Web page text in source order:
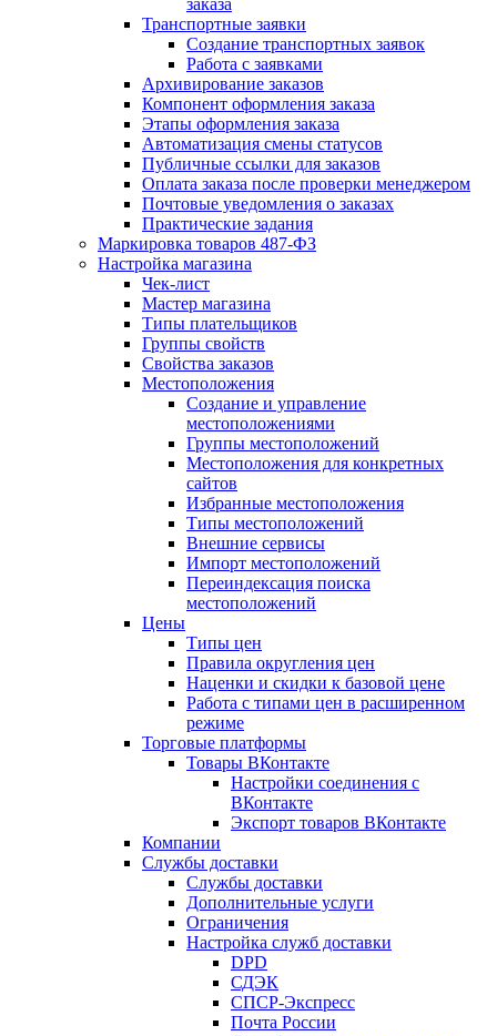
заказа
Транспортные заявки
Создание транспортных заявок
Работа с заявками
Архивирование заказов
Компонент оформления заказа
Этапы оформления заказа
Автоматизация смены статусов
Публичные ссылки для заказов
Оплата заказа после проверки менеджером
Почтовые уведомления о заказах
Практические задания
Маркировка товаров 487-ФЗ
Настройка магазина
Чек-лист
Мастер магазина
Типы плательщиков
Группы свойств
Свойства заказов
Местоположения
Создание и управление
местоположениями
Группы местоположений
Местоположения для конкретных
сайтов
Избранные местоположения
Типы местоположений
Внешние сервисы
Импорт местоположений
Переиндексация поиска
местоположений
Цены
Типы цен
Правила округления цен
Наценки и скидки к базовой цене
Работа с типами цен в расширенном
режиме
Торговые платформы
Товары ВКонтакте
Настройки соединения с
ВКонтакте
Экспорт товаров ВКонтакте
Компании
Службы доставки
Службы доставки
Дополнительные услуги
Ограничения
Настройка служб доставки
DPD
СДЭК
СПСР-Экспресс
Почта России